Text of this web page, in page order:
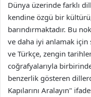
Dünya üzerinde farklı
kendine özgü bir
barındırmaktadır. Bu
ve daha iyi anlamak
ve Türkçe, zengin
coğrafyalarıyla
benzerlik gösteren
Kapılarını Aralayın"